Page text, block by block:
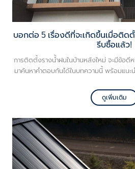
บอกต่อ 5 เรื่องดีที่จะเกิดขึ้นเมื่อติ
รีบซื้อแล้ว!
การติดตั้งรางน้ำฝนในบ้านหลังใหม่ จะมีข้อดีห
มาค้นหาคำตอบกันได้ในบทความนี้ พร้อมแนะ
ดูเพิ่มเติม